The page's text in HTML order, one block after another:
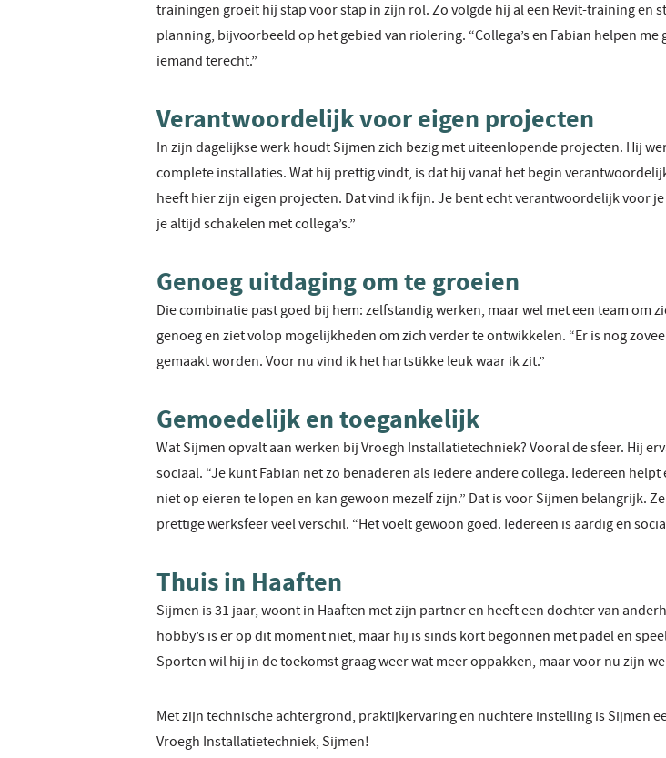
trainingen groeit hij stap voor stap in zijn rol. Zo volgde hij al een Revit-training en
planning, bijvoorbeeld op het gebied van riolering. “Collega’s en Fabian helpen
iemand terecht.”
Verantwoordelijk voor eigen projecten
In zijn dagelijkse werk houdt Sijmen zich bezig met uiteenlopende projecten. Hij
complete installaties. Wat hij prettig vindt, is dat hij vanaf het begin
heeft hier zijn eigen projecten. Dat vind ik fijn. Je bent echt verantwoordelijk voor
je altijd schakelen met collega’s.”
Genoeg uitdaging om te groeien
Die combinatie past goed bij hem: zelfstandig werken, maar wel met een team om
genoeg en ziet volop mogelijkheden om zich verder te ontwikkelen. “Er is nog
gemaakt worden. Voor nu vind ik het hartstikke leuk waar ik zit.”
Gemoedelijk en toegankelijk
Wat Sijmen opvalt aan werken bij Vroegh Installatietechniek? Vooral de sfeer. Hij
sociaal. “Je kunt Fabian net zo benaderen als iedere andere collega. Iedereen
niet op eieren te lopen en kan gewoon mezelf zijn.” Dat is voor Sijmen belangrijk.
prettige werksfeer veel verschil. “Het voelt gewoon goed. Iedereen is aardig en
Thuis in Haaften
Sijmen is 31 jaar, woont in Haaften met zijn partner en heeft een dochter van
hobby’s is er op dit moment niet, maar hij is sinds kort begonnen met padel en
Sporten wil hij in de toekomst graag weer wat meer oppakken, maar voor nu zijn
Met zijn technische achtergrond, praktijkervaring en nuchtere instelling is Sijmen
Vroegh Installatietechniek, Sijmen!